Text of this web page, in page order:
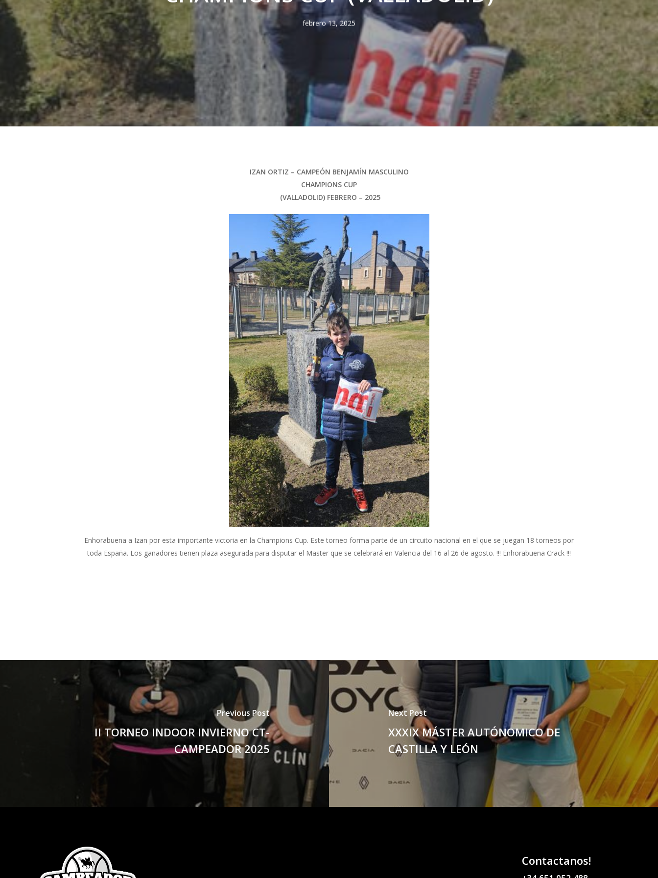
febrero 13, 2025
IZAN ORTIZ – CAMPEÓN BENJAMÍN MASCULINO
CHAMPIONS CUP
(VALLADOLID) FEBRERO – 2025
Enhorabuena a Izan por esta importante victoria en la Champions Cup. Este torneo forma parte de un circuito nacional en el que se juegan 18 torneos por
toda España. Los ganadores tienen plaza asegurada para disputar el Master que se celebrará en Valencia del 16 al 26 de agosto. !!! Enhorabuena Crack !!!
Previous Post
II TORNEO INDOOR INVIERNO CT-
CAMPEADOR 2025
Next Post
XXXIX MÁSTER AUTÓNOMICO DE
CASTILLA Y LEÓN
Contactanos!